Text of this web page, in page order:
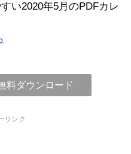
い2020年5月のPDFカレ
料ダウンロード
リンク